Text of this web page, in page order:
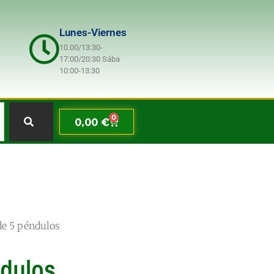
Lunes-Viernes
10.00/13:30-
17:00/20:30 Sába
10:00-13:30
0,00 € 0
5 péndulos